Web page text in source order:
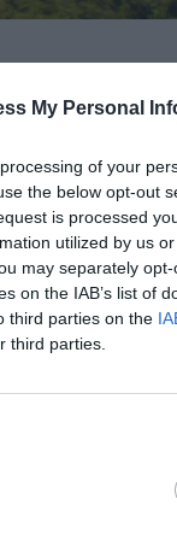
My Personal
of your
the below opt-out
is processed
utilized by us
may separately
on the IAB’s list of
third parties on the
third parties.
στην
μετά την
σεελληνικά
φέρεται
στόχο είχε τον